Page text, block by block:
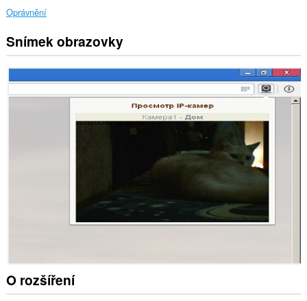
Oprávnění
Toto
rozšíření
k
vašim
Snímek obrazovky
O rozšíření